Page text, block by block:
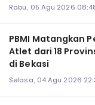
Rabu, 05 Agu 2026
PBMI Matangkan
Atlet dari 18
di Bekasi
Selasa, 04 Agu 2026